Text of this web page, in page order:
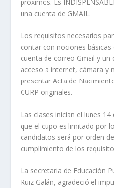
próximos. Es
una cuenta de GMAIL.
Los requisitos necesarios
contar con nociones
cuenta de correo Gmail y un
acceso a internet, cámara y
presentar Acta de
CURP originales.
Las clases inician el lunes
que el cupo es limitado por
candidatos será por orden
cumplimiento de los
La secretaria de Educación
Ruiz Galán, agradeció el